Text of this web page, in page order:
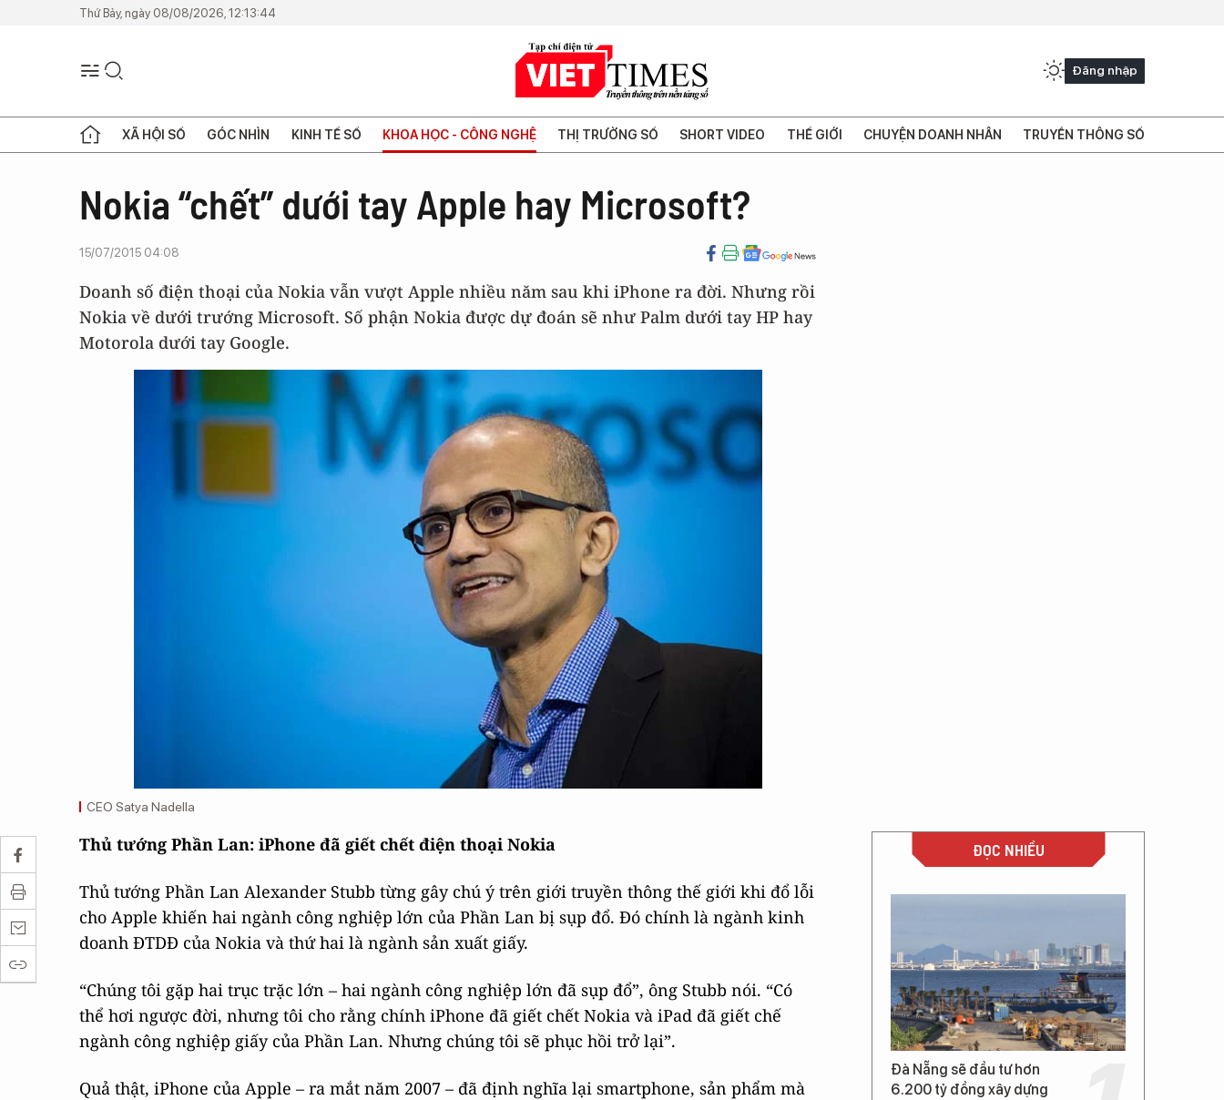
Thứ Bảy, ngày 08/08/2026, 12:13:44
Đăng nhập
XÃ HỘI SỐ GÓC NHÌN KINH TẾ SỐ KHOA HỌC - CÔNG NGHỆ THỊ TRƯỜNG SỐ SHORT VIDEO THẾ GIỚI CHUYỆN DOANH NHÂN TRUYỀN THÔNG SỐ
Nokia “chết” dưới tay Apple hay Microsoft?
15/07/2015 04:08
Doanh số điện thoại của Nokia vẫn vượt Apple nhiều năm sau khi iPhone ra đời. Nhưng rồi
Nokia về dưới trướng Microsoft. Số phận Nokia được dự đoán sẽ như Palm dưới tay HP hay
Motorola dưới tay Google.
CEO Satya Nadella
Thủ tướng Phần Lan: iPhone đã giết chết điện thoại Nokia
Thủ tướng Phần Lan Alexander Stubb từng gây chú ý trên giới truyền thông thế giới khi đổ lỗi
cho Apple khiến hai ngành công nghiệp lớn của Phần Lan bị sụp đổ. Đó chính là ngành kinh
doanh ĐTDĐ của Nokia và thứ hai là ngành sản xuất giấy.
“Chúng tôi gặp hai trục trặc lớn – hai ngành công nghiệp lớn đã sụp đổ”, ông Stubb nói. “Có
thể hơi ngược đời, nhưng tôi cho rằng chính iPhone đã giết chết Nokia và iPad đã giết chế
ngành công nghiệp giấy của Phần Lan. Nhưng chúng tôi sẽ phục hồi trở lại”.
Quả thật, iPhone của Apple – ra mắt năm 2007 – đã định nghĩa lại smartphone, sản phẩm mà
ĐỌC NHIỀU
Đà Nẵng sẽ đầu tư hơn
6.200 tỷ đồng xây dựng